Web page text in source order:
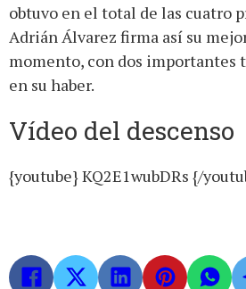
obtuvo en el total de las cuatro
Adrián Álvarez firma así su
momento, con dos importantes
en su haber.
Vídeo del descenso
{youtube} KQ2E1wubDRs {/